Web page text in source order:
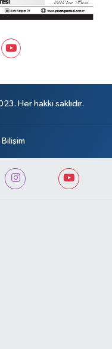
Her hakkı saklıdır.
Bilişim